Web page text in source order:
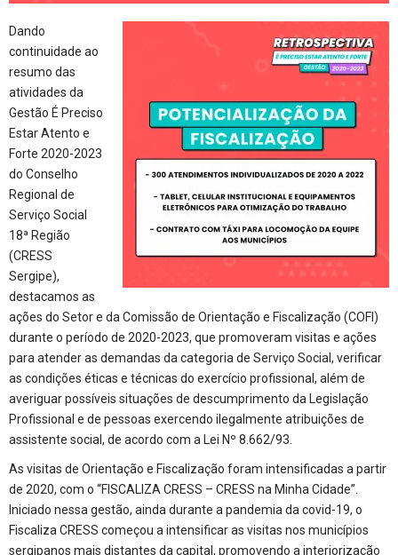
Dando
continuidade ao
resumo das
atividades da
Gestão É Preciso
Estar Atento e
Forte 2020-2023
do Conselho
Regional de
Serviço Social
18ª Região
(CRESS
Sergipe),
destacamos as
ações do Setor e da Comissão de Orientação e Fiscalização (COFI)
durante o período de 2020-2023, que promoveram visitas e ações
para atender as demandas da categoria de Serviço Social, verificar
as condições éticas e técnicas do exercício profissional, além de
averiguar possíveis situações de descumprimento da Legislação
Profissional e de pessoas exercendo ilegalmente atribuições de
assistente social, de acordo com a Lei Nº 8.662/93.
As visitas de Orientação e Fiscalização foram intensificadas a partir
de 2020, com o “FISCALIZA CRESS – CRESS na Minha Cidade”.
Iniciado nessa gestão, ainda durante a pandemia da covid-19, o
Fiscaliza CRESS começou a intensificar as visitas nos municípios
sergipanos mais distantes da capital, promovendo a interiorização